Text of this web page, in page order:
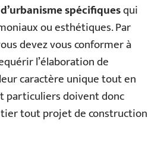
spécifiquesqui
ou esthétiques. Par
devez vous conformer à
l’élaboration de
caractère unique tout en
particuliers doivent donc
tout projet de construction